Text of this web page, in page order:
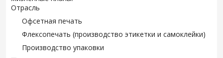
Отрасль
Офсетная печать
Флексопечать (производство этикетки и самоклейки)
Производство упаковки